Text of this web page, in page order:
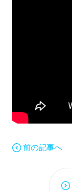
前の記事へ